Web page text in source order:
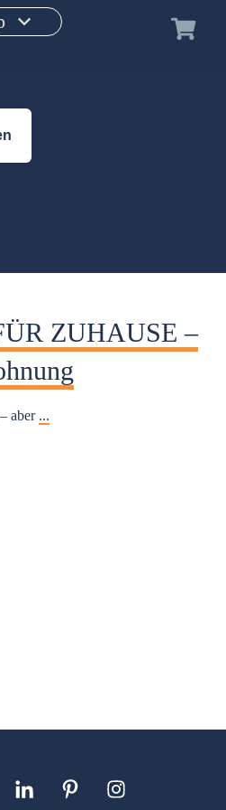
ZUHAUSE –
aber ...